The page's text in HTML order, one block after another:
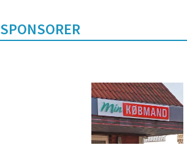
SPONSORER